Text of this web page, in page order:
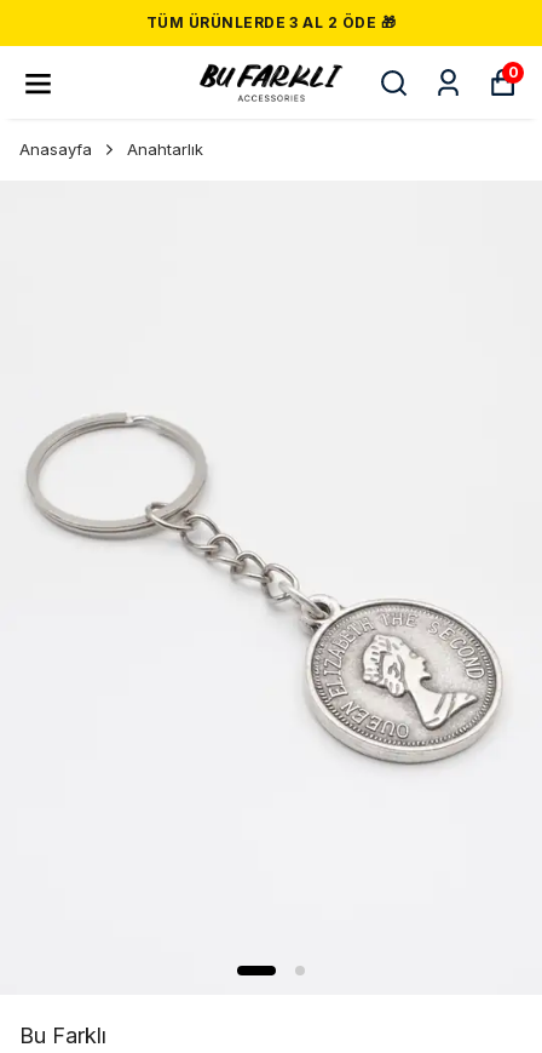
TÜM ÜRÜNLERDE 3 AL 2 ÖDE 🎁
0
Anasayfa Anahtarlık
Bu Farklı